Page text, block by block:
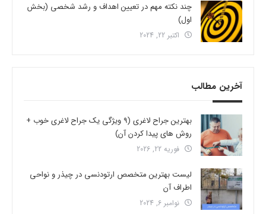
چند نکته مهم در تعیین اهداف و رشد شخصی (بخش
اول)
اکتبر 22, 2024
آخرین مطالب
بهترین جراح لاغری (9 ویژگی یک جراح لاغری خوب +
روش های پیدا کردن آن)
فوریه 22, 2026
لیست بهترین متخصص ارتودنسی در چیذر و نواحی
اطراف آن
نوامبر 6, 2024